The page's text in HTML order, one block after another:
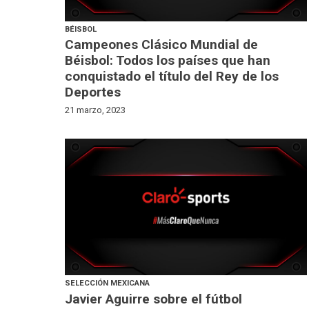
BÉISBOL
Campeones Clásico Mundial de
Béisbol: Todos los países que han
conquistado el título del Rey de los
Deportes
21 marzo, 2023
SELECCIÓN MEXICANA
Javier Aguirre sobre el fútbol